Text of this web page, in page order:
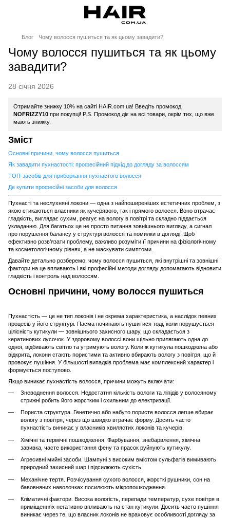
Блог Чому волосся пушиться та як цьому завадити?
Чому волосся пушиться та як цьому
завадити?
28 січня 2026
Отримайте знижку 10% на сайті HAIR.com.ua! Введіть промокод
NOFRIZZY10 при покупці! P.S. Промокод діє на всі товари, окрім тих, що вже
мають знижку.
Зміст
Основні причини, чому волосся пушиться
Як завадити пухнастості: професійний підхід до догляду за волоссям
ТОП-засобів для приборкання пухнастого волосся
Де купити професійні засоби для волосся
Пухнасті та неслухняні локони — одна з найпоширеніших естетичних проблем, з
якою стикаються власники як кучерявого, так і прямого волосся. Воно втрачає
гладкість, виглядає сухим, реагує на вологу в повітрі та складно піддається
укладанню. Для багатьох це не просто питання зовнішнього вигляду, а сигнал
про порушення балансу у структурі волосся та помилки в догляді. Щоб
ефективно розв’язати проблему, важливо розуміти її причини на фізіологічному
та косметологічному рівнях, а не маскувати симптоми.
Давайте детально розберемо, чому волосся пушиться, які внутрішні та зовнішні
фактори на це впливають і які професійні методи догляду допомагають відновити
гладкість і контроль над волоссям.
Основні причини, чому волосся пушиться
Пухнастість — це не тип локонів і не окрема характеристика, а наслідок певних
процесів у його структурі. Пасма починають пушитися тоді, коли порушується
цілісність кутикули — зовнішнього захисного шару, що складається з
кератинових лусочок. У здоровому волоссі вони щільно прилягають одна до
одної, відбивають світло та утримують вологу. Коли ж кутикула пошкоджена або
відкрита, локони стають пористими та активно вбирають вологу з повітря, що й
провокує пушіння. У більшості випадків проблема має комплексний характер і
формується поступово.
Якщо виникає пухнастість волосся, причини можуть включати:
Зневоднення волосся. Недостатня кількість вологи та ліпідів у волосяному
стрижні робить його жорстким і схильним до електризації.
Пориста структура. Генетично або набуто пористе волосся легше вбирає
вологу з повітря, через що швидко втрачає форму. Досить часто
пухнастість виникає у власників хвилястих локонів та кучерів.
Хімічні та термічні пошкодження. Фарбування, знебарвлення, хімічна
завивка, часте використання фену та прасок руйнують кутикулу.
Агресивні мийні засоби. Шампуні з високим вмістом сульфатів вимивають
природний захисний шар і підсилюють сухість.
Механічне тертя. Розчісування сухого волосся, жорсткі рушники, сон на
бавовняних наволочках посилюють мікропошкодження.
Кліматичні фактори. Висока вологість, перепади температур, сухе повітря в
приміщеннях негативно впливають на стан кутикули. Досить часто пушіння
виникає через те, що власник локонів не враховує особливості догляду за